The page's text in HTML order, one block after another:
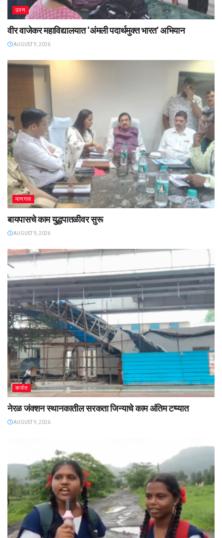
उरण
वीर वाजेकर महाविद्यालयात ‌‘अंमली पदार्थमुक्त भारत’ अभियान
AUGUST 9, 2026
माणगाव
बायपासचे काम युद्धपातळीवर सुरू
AUGUST 9, 2026
कर्जत
नेरळ जंक्शन स्थानकातील सरकता जिन्याचे काम अंतिम टप्प्यात
AUGUST 9, 2026